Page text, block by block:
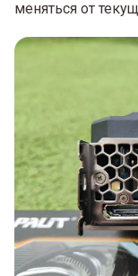
меняться от